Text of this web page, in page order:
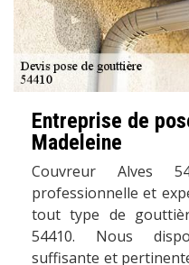
Entreprise de
Madeleine
Couvreur Alves
professionnelle et
tout type de
54410. Nous
suffisante et